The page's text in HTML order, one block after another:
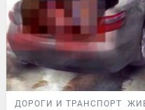
ДОРОГИ И ТРАНСПОРТ